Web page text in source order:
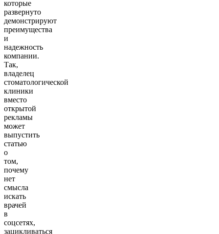
которые
развернуто
демонстрируют
преимущества
и
надежность
компании.
Так,
владелец
стоматологической
клиники
вместо
открытой
рекламы
может
выпустить
статью
о
том,
почему
нет
смысла
искать
врачей
в
соцсетях,
зацикливаться